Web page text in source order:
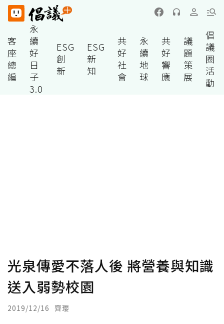
客
座
總
編
永
續
好
日
子
3.0
ESG
創
新
ESG
新
知
共
好
社
會
永
續
地
球
共
好
響
應
議
題
策
展
倡
議
圈
活
動
光泉傳愛不落人後 將營養與知識
送入弱勢校園
2019/12/16 齊瓔